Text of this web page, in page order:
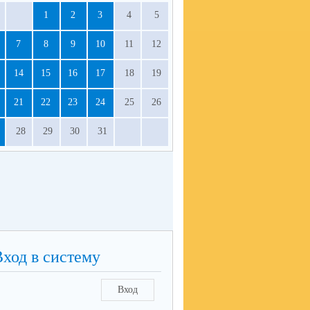
1 2 3 4 5
7 8 9 10 11 12
14 15 16 17 18 19
21 22 23 24 25 26
28 29 30 31
в систему
Вход